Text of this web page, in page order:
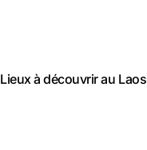
Lieux à découvrir au Laos